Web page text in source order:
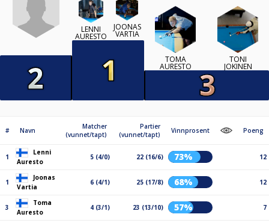
LENNI
AURESTO
JOONAS
VARTIA
TOMA
AURESTO
TONI
JOKINEN
# Navn
Matcher
(vunnet/tapt)
Partier
(vunnet/tapt)
Vinnprosent Poeng
1
Lenni
Auresto
5 (4/0) 22 (16/6) 73% 12
1
Joonas
Vartia
6 (4/1) 25 (17/8) 68% 12
3
Toma
Auresto
4 (3/1) 23 (13/10) 57% 7